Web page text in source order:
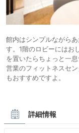
館内はシンプルながら
す。1階のロビーにはお
を置いたらちょっと一
営業のフィットネスセ
もおすすめですよ。
詳細情報